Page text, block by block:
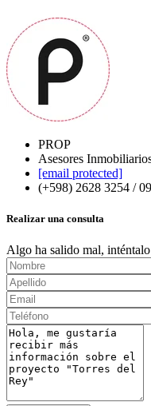
PROP
Asesores
[email protected]
(+598) 2628 3254 /
Realizar una consulta
Algo ha salido mal,